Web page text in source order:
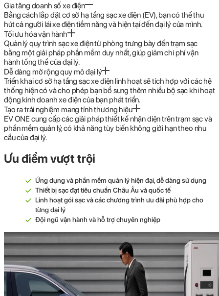
Gia tăng doanh số xe điện
Bằng cách lắp đặt cơ sở hạ tầng sạc xe điện (EV), bạn có thể thu
hút cả người lái xe điện tiềm năng và hiện tại đến đại lý của mình.
Tối ưu hóa vận hành
Quản lý quy trình sạc xe điện từ phòng trưng bày đến trạm sạc
bằng một giải pháp phần mềm duy nhất, giúp giảm chi phí vận
hành tổng thể của đại lý.
Dễ dàng mở rộng quy mô đại lý
Triển khai cơ sở hạ tầng sạc xe điện linh hoạt sẽ tích hợp với các hệ
thống hiện có và cho phép bạn bổ sung thêm nhiều bộ sạc khi hoạt
động kinh doanh xe điện của bạn phát triển.
Tạo ra trải nghiệm mang tính thương hiệu
EV ONE cung cấp các giải pháp thiết kế nhận diện trên trạm sạc và
phần mềm quản lý, có khả năng tùy biến không giới hạn theo nhu
cầu của đại lý.
Ưu điểm vượt trội
Ứng dụng và phần mềm quản lý hiện đại, dễ dàng sử dụng
Thiết bị sạc đạt tiêu chuẩn Châu Âu và quốc tế
Linh hoạt gói sạc và các chương trình ưu đãi phù hợp cho
từng đại lý
Đội ngũ vận hành và hỗ trợ chuyên nghiệp